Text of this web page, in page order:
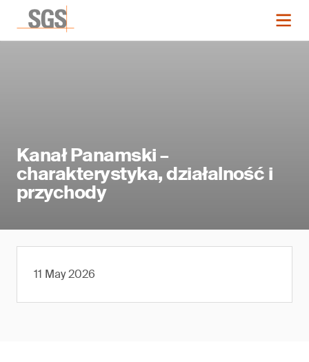
Kanał Panamski –
charakterystyka, działalność i
przychody
11 May 2026